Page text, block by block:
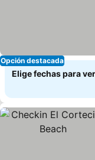
Opción destacada
Elige fechas para